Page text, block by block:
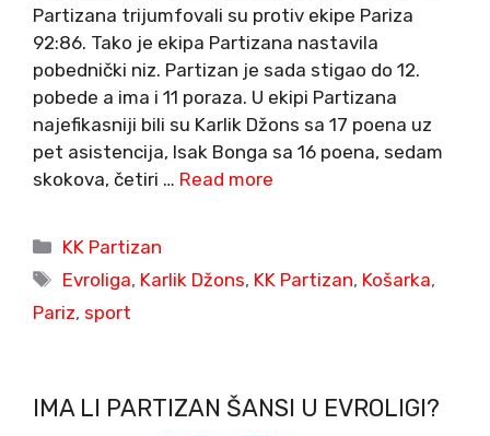
Partizana trijumfovali su protiv ekipe Pariza
92:86. Tako je ekipa Partizana nastavila
pobednički niz. Partizan je sada stigao do 12.
pobede a ima i 11 poraza. U ekipi Partizana
najefikasniji bili su Karlik Džons sa 17 poena uz
pet asistencija, Isak Bonga sa 16 poena, sedam
skokova, četiri … Read more
Categories
KK Partizan
Tags
Evroliga, Karlik Džons, KK Partizan, Košarka,
Pariz, sport
IMA LI PARTIZAN ŠANSI U EVROLIGI?